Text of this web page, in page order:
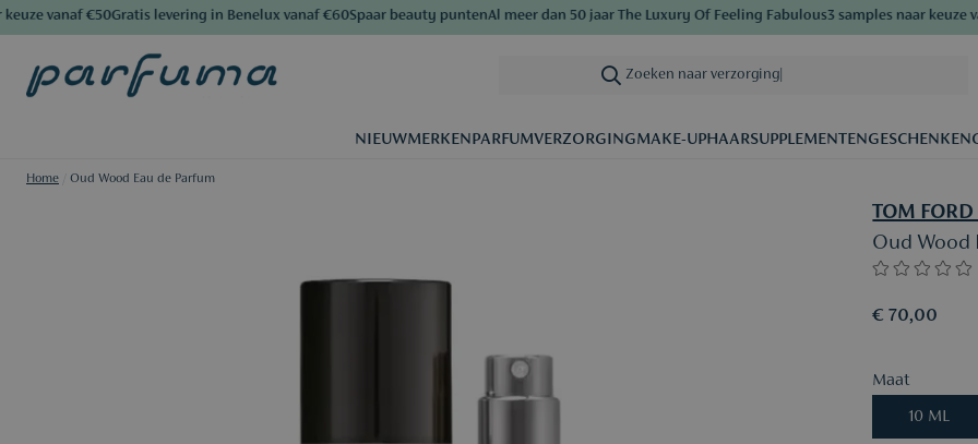
vanaf €50Gratis levering in Benelux vanaf €60Spaar beauty puntenAl meer dan 50 jaar The Luxury Of Feeling Fabulous3 samples naar keuze
Zoeken naar verzorging|
NIEUWMERKEN PARFUMVERZORGINGMAKE-UPHAARSUPPLEMENTENGESCHENKEN
Home Oud Wood Eau de Parfum
TOM
Oud Wood
€ 70,00
Maat
10 ML